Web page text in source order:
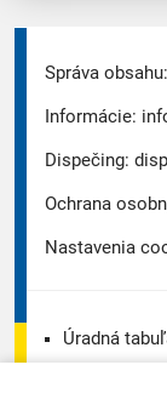
Správa obsahu:
Informácie:
Dispečing:
Ochrana
Nastavenia
Úradná